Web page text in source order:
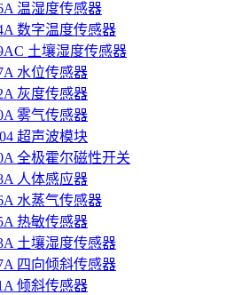
温湿度传感器
数字温度传感器
土壤湿度传感器
水位传感器
灰度传感器
雾气传感器
超声波模块
全极霍尔磁性开关
人体感应器
水蒸气传感器
热敏传感器
土壤湿度传感器
四向倾斜传感器
倾斜传感器